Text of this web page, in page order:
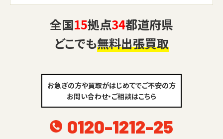
全国15拠点34都道府県
どこでも無料出張買取
お急ぎの方や買取がはじめてでご不安の方
お問い合わせ・ご相談はこちら
0120-1212-25